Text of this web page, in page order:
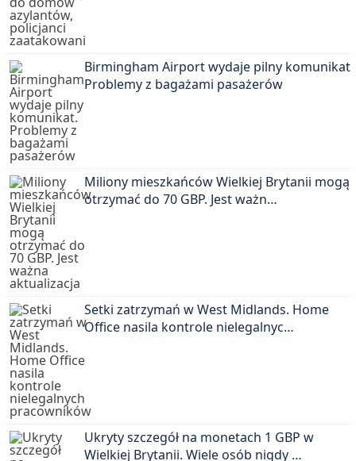
Birmingham Airport wydaje pilny komunikat.
Problemy z bagażami pasażerów
Miliony mieszkańców Wielkiej Brytanii mogą
otrzymać do 70 GBP. Jest ważn…
Setki zatrzymań w West Midlands. Home
Office nasila kontrole nielegalnyc…
Ukryty szczegół na monetach 1 GBP w
Wielkiej Brytanii. Wiele osób nigdy …